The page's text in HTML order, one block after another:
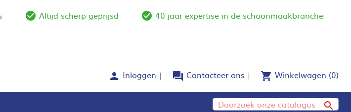
check_circle_outline
Altijd scherp geprijsd check_circle_outline
40 jaar expertise in de schoonmaakbranche
person Inloggen forum Contacteer ons shopping_cart Winkelwagen (0)
